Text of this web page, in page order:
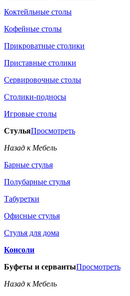
Коктейльные столы
Кофейные столы
Прикроватные столики
Приставные столики
Сервировочные столы
Столики-подносы
Игровые столы
СтульяПросмотреть
Назад к Мебель
Барные стулья
Полубарные стулья
Табуретки
Офисные стулья
Стулья для дома
Консоли
Буфеты и сервантыПросмотреть
Назад к Мебель